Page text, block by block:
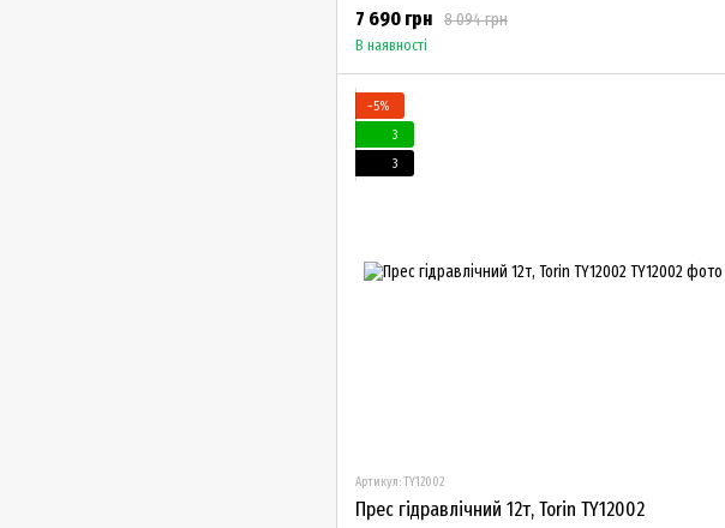
8 094 грн
7 690 грн
В наявності
−5%
3
3
Артикул: TY12002
Прес гідравлічний 12т, Torin TY12002